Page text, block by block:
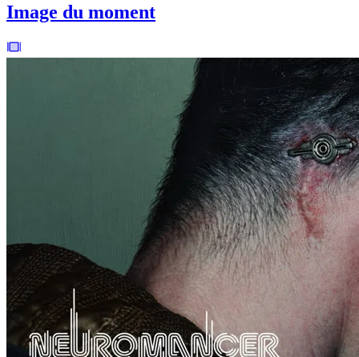
Image du moment